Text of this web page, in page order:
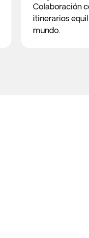
Colaboración
itinerarios
mundo.